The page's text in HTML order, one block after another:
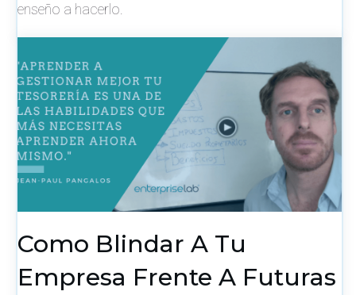
enseño a hacerlo.
Como Blindar A Tu
Empresa Frente A Futuras